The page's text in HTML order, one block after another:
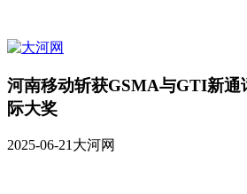
河南移动斩获GSMA与GTI新通
际大奖
2025-06-21大河网